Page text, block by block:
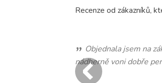
Recenze od zákazníků,
Objednala jsem na
nádherně voni dobře